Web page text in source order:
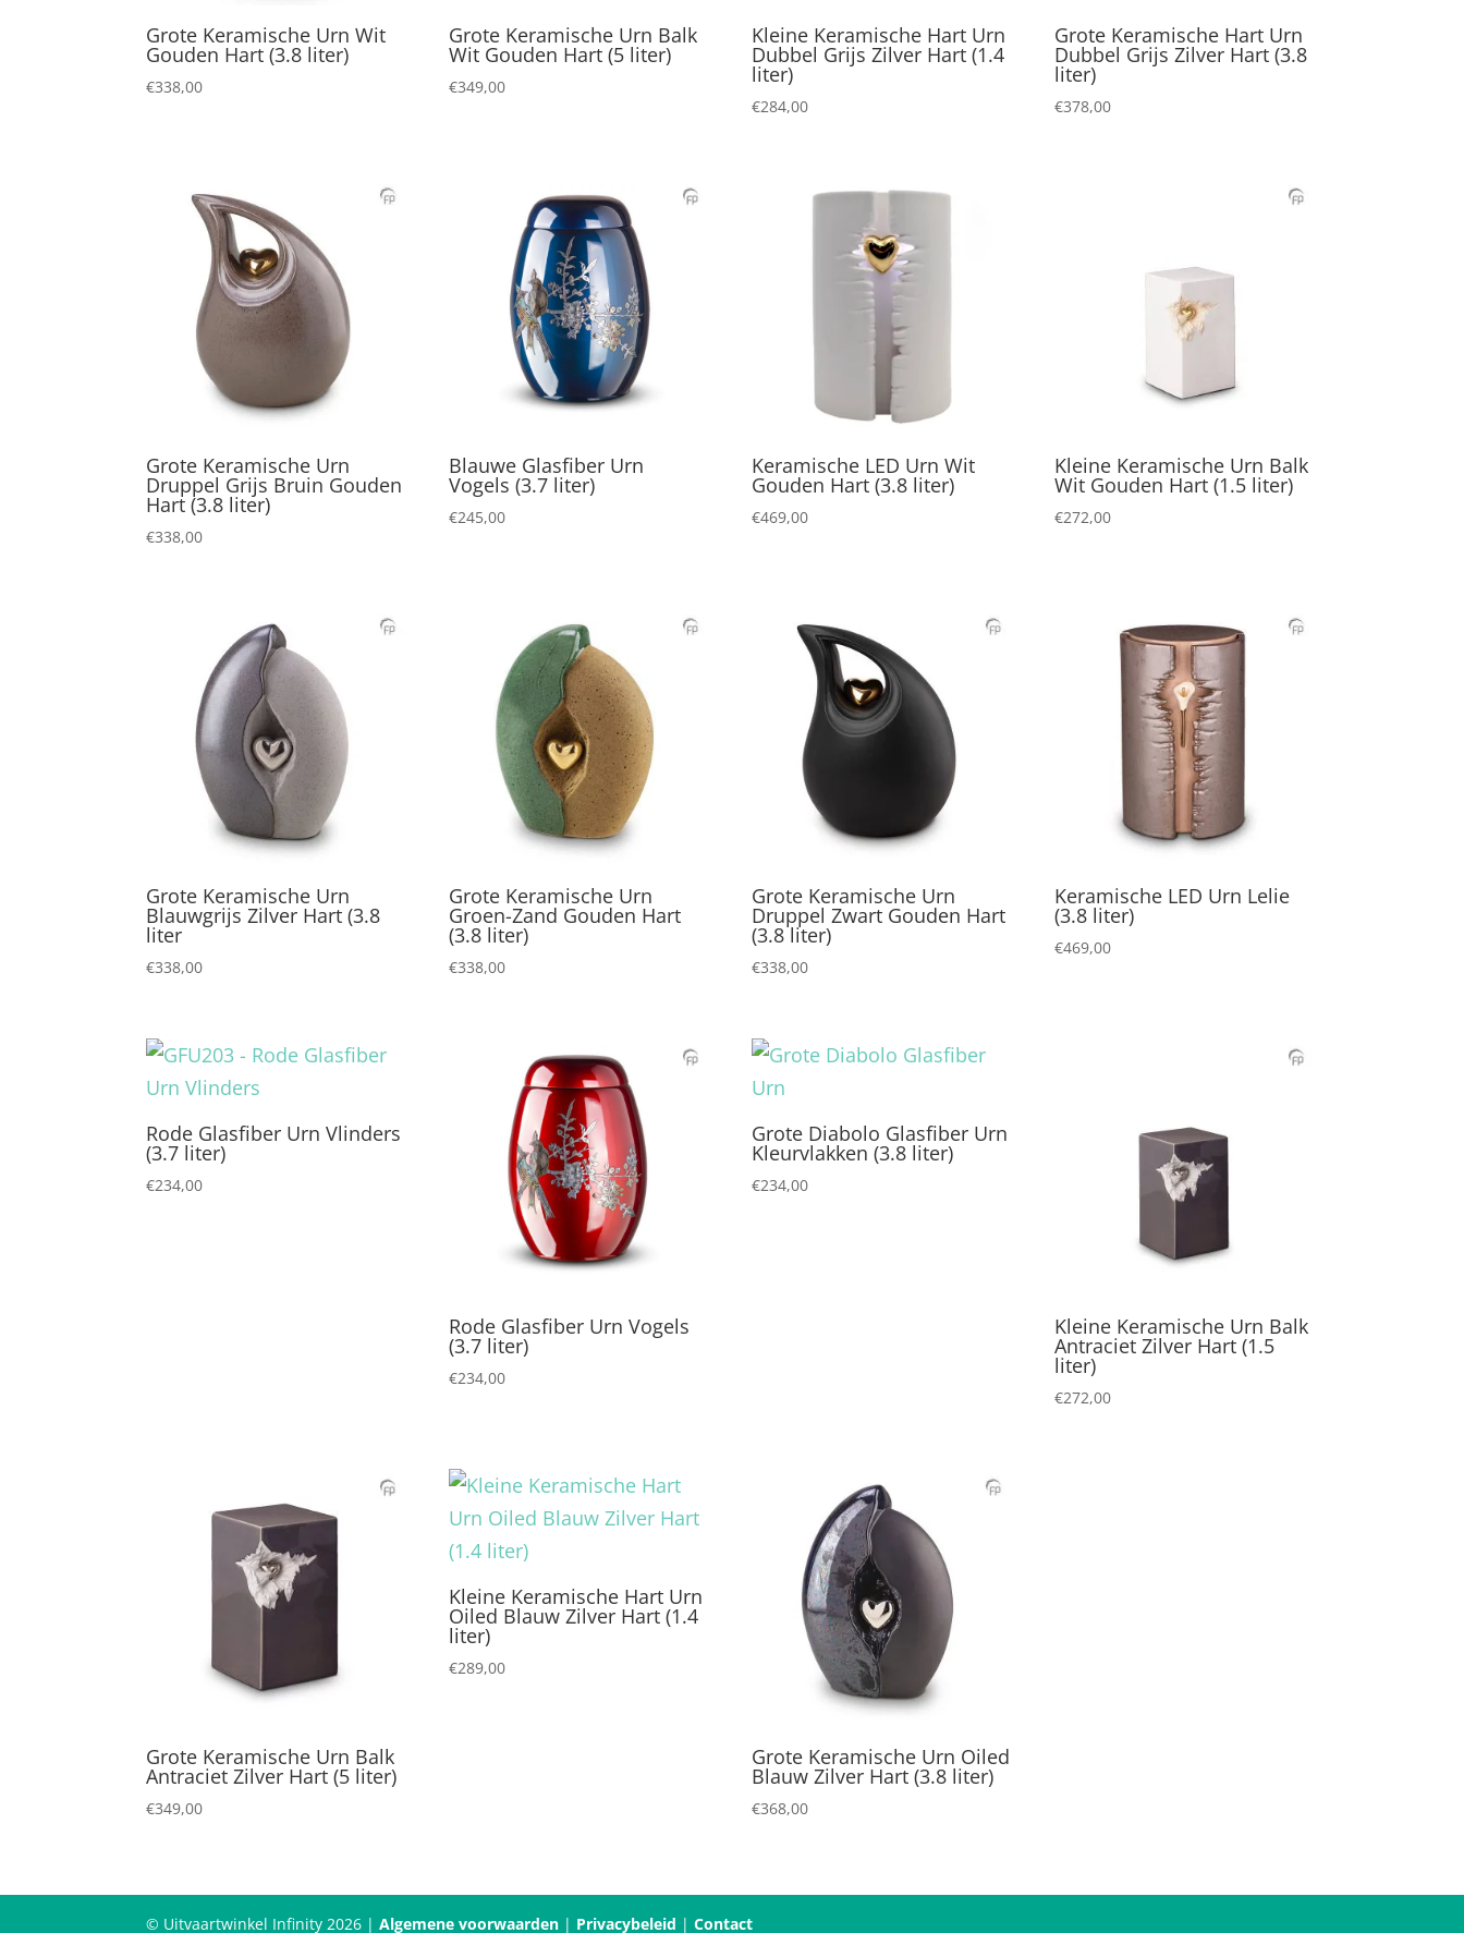
Grote Keramische Urn Wit
Gouden Hart (3.8 liter)
€338,00
Grote Keramische Urn Balk
Wit Gouden Hart (5 liter)
€349,00
Kleine Keramische Hart Urn
Dubbel Grijs Zilver Hart (1.4
liter)
€284,00
Grote Keramische Hart Urn
Dubbel Grijs Zilver Hart (3.8
liter)
€378,00
Grote Keramische Urn
Druppel Grijs Bruin Gouden
Hart (3.8 liter)
€338,00
Blauwe Glasfiber Urn
Vogels (3.7 liter)
€245,00
Keramische LED Urn Wit
Gouden Hart (3.8 liter)
€469,00
Kleine Keramische Urn Balk
Wit Gouden Hart (1.5 liter)
€272,00
Grote Keramische Urn
Blauwgrijs Zilver Hart (3.8
liter
€338,00
Grote Keramische Urn
Groen-Zand Gouden Hart
(3.8 liter)
€338,00
Grote Keramische Urn
Druppel Zwart Gouden Hart
(3.8 liter)
€338,00
Keramische LED Urn Lelie
(3.8 liter)
€469,00
Rode Glasfiber Urn Vlinders
(3.7 liter)
€234,00
Rode Glasfiber Urn Vogels
(3.7 liter)
€234,00
Grote Diabolo Glasfiber Urn
Kleurvlakken (3.8 liter)
€234,00
Kleine Keramische Urn Balk
Antraciet Zilver Hart (1.5
liter)
€272,00
Grote Keramische Urn Balk
Antraciet Zilver Hart (5 liter)
€349,00
Kleine Keramische Hart Urn
Oiled Blauw Zilver Hart (1.4
liter)
€289,00
Grote Keramische Urn Oiled
Blauw Zilver Hart (3.8 liter)
€368,00
© Uitvaartwinkel Infinity 2026 |Algemene voorwaarden | Privacybeleid |Contact